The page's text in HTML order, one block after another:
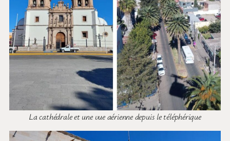
La cathédrale et une vue aérienne depuis le téléphérique